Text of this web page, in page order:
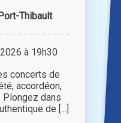
Thibault
à 19h30
concerts de
accordéon,
Plongez dans
de [...]